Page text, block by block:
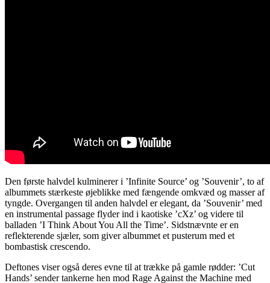
Den første halvdel kulminerer i ’Infinite Source’ og ’Souvenir’, to af
albummets stærkeste øjeblikke med fængende omkvæd og masser af
tyngde. Overgangen til anden halvdel er elegant, da ’Souvenir’ med
en instrumental passage flyder ind i kaotiske ’cXz’ og videre til
balladen ’I Think About You All the Time’. Sidstnævnte er en
reflekterende sjæler, som giver albummet et pusterum med et
bombastisk crescendo.
Deftones viser også deres evne til at trække på gamle rødder: ’Cut
Hands’ sender tankerne hen mod Rage Against the Machine med